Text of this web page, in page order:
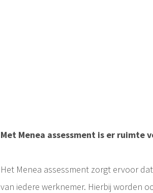
Met Menea assessment is er ruimte
Het Menea assessment zorgt ervoor
van iedere werknemer. Hierbij worden